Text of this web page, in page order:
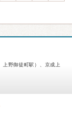
上野御徒町駅）、京成上